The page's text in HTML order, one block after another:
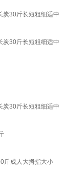
炭30斤长短粗细适中
炭30斤长短粗细适中
炭30斤长短粗细适中
斤成人大拇指大小